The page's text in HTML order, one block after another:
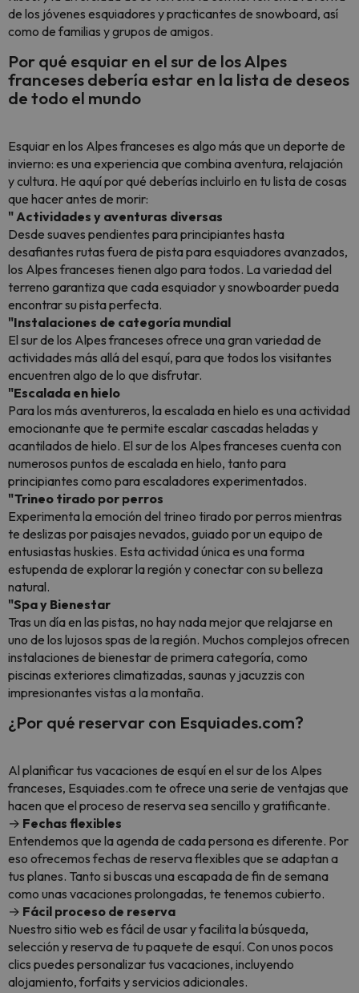
de los jóvenes esquiadores y practicantes de snowboard, así
como de familias y grupos de amigos.
Por qué esquiar en el sur de los Alpes
franceses debería estar en la lista de deseos
de todo el mundo
Esquiar en los Alpes franceses es algo más que un deporte de
invierno: es una experiencia que combina aventura, relajación
y cultura. He aquí por qué deberías incluirlo en tu lista de cosas
que hacer antes de morir:
" Actividades y aventuras diversas
Desde suaves pendientes para principiantes hasta
desafiantes rutas fuera de pista para esquiadores avanzados,
los Alpes franceses tienen algo para todos. La variedad del
terreno garantiza que cada esquiador y snowboarder pueda
encontrar su pista perfecta.
"Instalaciones de categoría mundial
El sur de los Alpes franceses ofrece una gran variedad de
actividades más allá del esquí, para que todos los visitantes
encuentren algo de lo que disfrutar.
"Escalada en hielo
Para los más aventureros, la escalada en hielo es una actividad
emocionante que te permite escalar cascadas heladas y
acantilados de hielo. El sur de los Alpes franceses cuenta con
numerosos puntos de escalada en hielo, tanto para
principiantes como para escaladores experimentados.
"Trineo tirado por perros
Experimenta la emoción del trineo tirado por perros mientras
te deslizas por paisajes nevados, guiado por un equipo de
entusiastas huskies. Esta actividad única es una forma
estupenda de explorar la región y conectar con su belleza
natural.
"Spa y Bienestar
Tras un día en las pistas, no hay nada mejor que relajarse en
uno de los lujosos spas de la región. Muchos complejos ofrecen
instalaciones de bienestar de primera categoría, como
piscinas exteriores climatizadas, saunas y jacuzzis con
impresionantes vistas a la montaña.
¿Por qué reservar con Esquiades.com?
Al planificar tus vacaciones de esquí en el sur de los Alpes
franceses, Esquiades.com te ofrece una serie de ventajas que
hacen que el proceso de reserva sea sencillo y gratificante.
→ Fechas flexibles
Entendemos que la agenda de cada persona es diferente. Por
eso ofrecemos fechas de reserva flexibles que se adaptan a
tus planes. Tanto si buscas una escapada de fin de semana
como unas vacaciones prolongadas, te tenemos cubierto.
→ Fácil proceso de reserva
Nuestro sitio web es fácil de usar y facilita la búsqueda,
selección y reserva de tu paquete de esquí. Con unos pocos
clics puedes personalizar tus vacaciones, incluyendo
alojamiento, forfaits y servicios adicionales.